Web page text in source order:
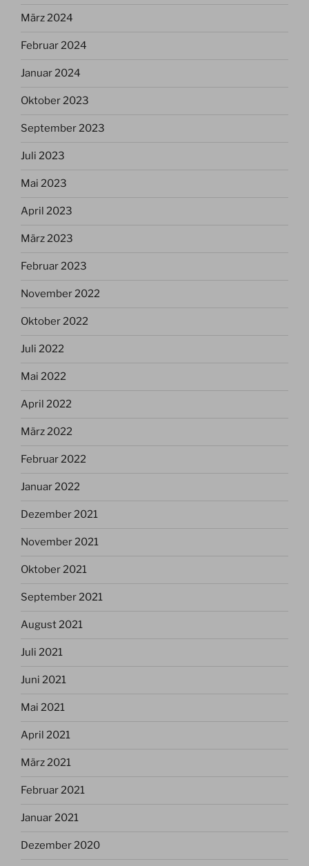
März 2024
Februar 2024
Januar 2024
Oktober 2023
September 2023
Juli 2023
Mai 2023
April 2023
März 2023
Februar 2023
November 2022
Oktober 2022
Juli 2022
Mai 2022
April 2022
März 2022
Februar 2022
Januar 2022
Dezember 2021
November 2021
Oktober 2021
September 2021
August 2021
Juli 2021
Juni 2021
Mai 2021
April 2021
März 2021
Februar 2021
Januar 2021
Dezember 2020